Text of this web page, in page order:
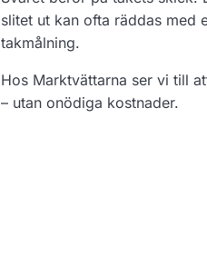
slitet ut kan ofta räddas med
takmålning.
Hos Marktvättarna ser vi till
– utan onödiga kostnader.